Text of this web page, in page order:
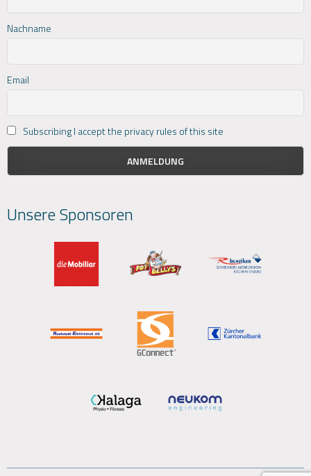
Nachname
Email
Subscribing I accept the privacy rules of this site
Unsere Sponsoren